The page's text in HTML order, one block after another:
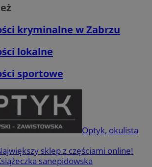
kryminalne w Zabrzu
lokalne
sportowe
Optyk, okulista
sklep z częściami online!
sanepidowska